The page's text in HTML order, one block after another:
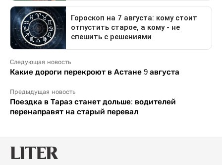
Следующая новость
Какие дороги перекроют в Астане 9 августа
Предыдущая новость
Поездка в Тараз станет дольше: водителей
перенаправят на старый перевал